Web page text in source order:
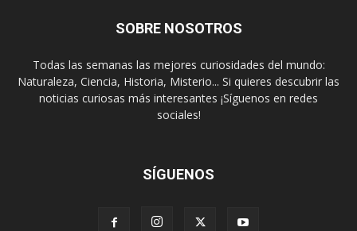
SOBRE NOSOTROS
Todas las semanas las mejores curiosidades del mundo:
Naturaleza, Ciencia, Historia, Misterio... Si quieres descubrir las
noticias curiosas más interesantes ¡Síguenos en redes
sociales!
SÍGUENOS